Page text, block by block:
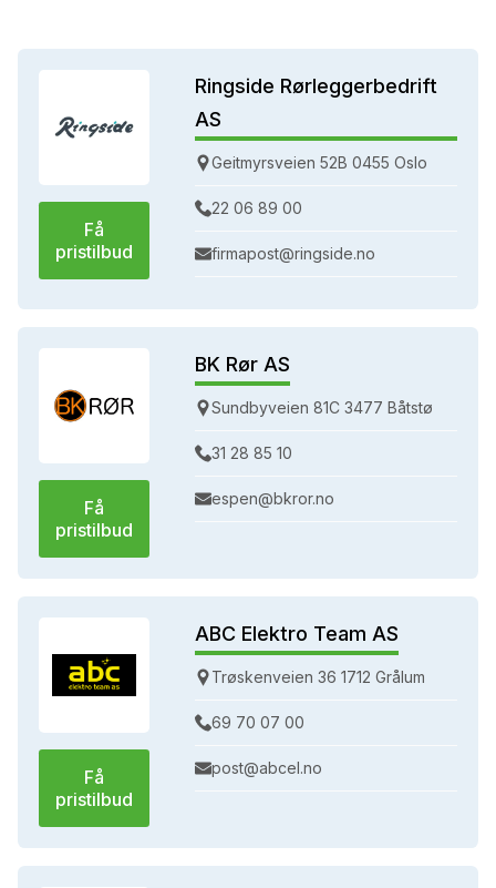
Få
pristilbud
Ringside Rørleggerbedrift
AS
Geitmyrsveien 52B 0455 Oslo
22 06 89 00
firmapost@ringside.no
Få
pristilbud
BK Rør AS
Sundbyveien 81C 3477 Båtstø
31 28 85 10
espen@bkror.no
Få
pristilbud
ABC Elektro Team AS
Trøskenveien 36 1712 Grålum
69 70 07 00
post@abcel.no